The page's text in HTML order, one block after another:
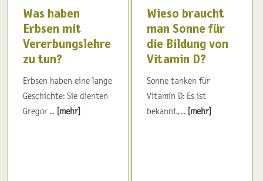
Was haben
Erbsen mit
Vererbungslehre
zu tun?
Erbsen haben eine lange
Geschichte: Sie dienten
Gregor ... [mehr]
Wieso braucht
man Sonne für
die Bildung von
Vitamin D?
Sonne tanken für
Vitamin D: Es ist
bekannt, ... [mehr]